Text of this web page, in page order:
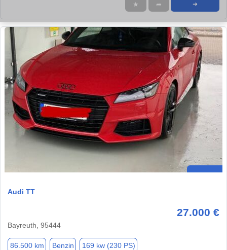
★ ➦ ➜
Audi TT
27.000 €
Bayreuth, 95444
86.500 km Benzin 169 kw (230 PS)